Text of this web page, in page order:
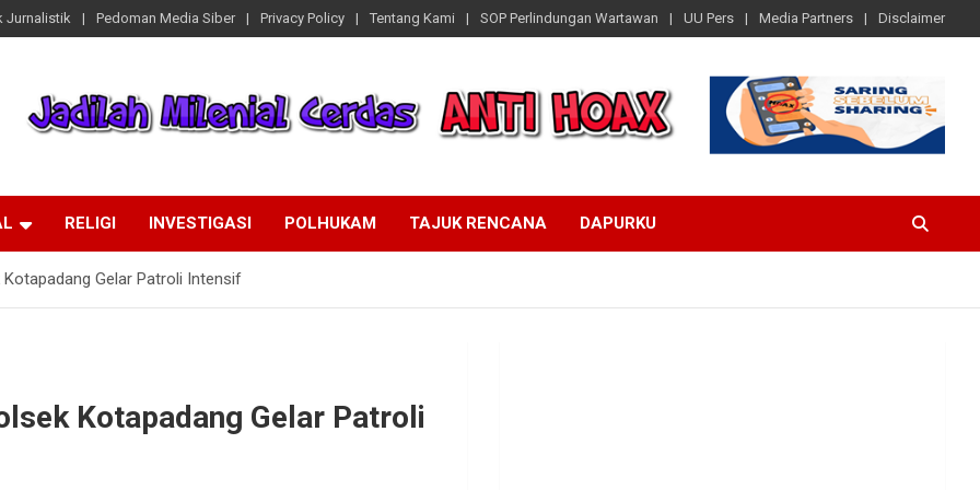
Jurnalistik Pedoman Media Siber Privacy Policy Tentang Kami SOP Perlindungan Wartawan UU Pers Media Partners Disclaimer
RELIGI INVESTIGASI POLHUKAM TAJUK RENCANA DAPURKU
Gelar Patroli Intensif
Kotapadang Gelar Patroli